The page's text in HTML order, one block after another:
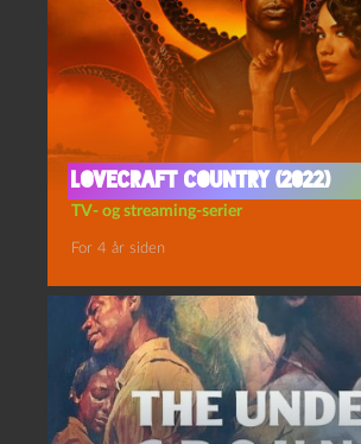
Lovecraft country (2022)
TV- og streaming-serier
For 4 år siden